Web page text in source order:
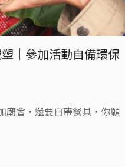
│參加活動自備環保
廟會，還要自帶餐具，你願